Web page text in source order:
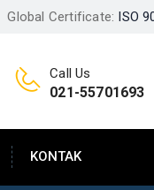
Global Certificate: ISO
Call Us
021-55701693
KONTAK